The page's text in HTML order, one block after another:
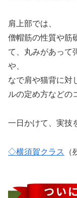
肩上部では、
僧帽筋の性質や筋
て、丸みがあって
や、
なで肩や猫背に対
ルの定め方などの
一日かけて、実技
◇横須賀クラス （